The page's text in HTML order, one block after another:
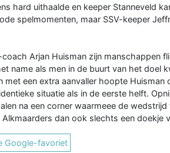
hard uithaalde en keeper Stanneveld
spelmomenten, maar SSV-keeper
Arjan Huisman zijn manschappen
name als men in de buurt van het doel
met een extra aanvaller hoopte Huisman
situatie als in de eerste helft.
na een corner waarmeee de
dan ook slechts een doekje
Google-favoriet